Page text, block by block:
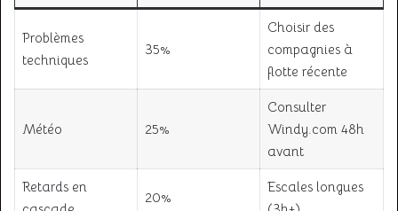
Problèmes
techniques
35%
Choisir des
compagnies à
flotte récente
Météo 25%
Consulter
Windy.com 48h
avant
Retards en
20%
Escales longues